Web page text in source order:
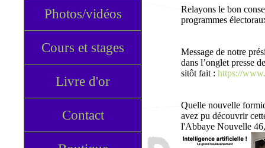
Photos/vidéos
Cours et stages
Livre d'or
Contact
Relayons le bon
programmes
Message de notre
dans l’onglet presse
sitôt fait : https://
Quelle nouvelle
avez pu découvrir
l'Abbaye Nouvelle